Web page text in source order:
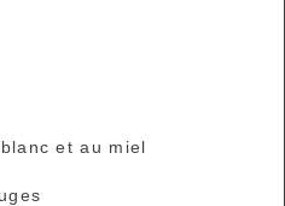
et au miel